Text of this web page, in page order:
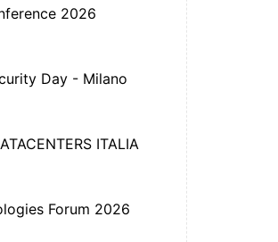
2026
Day - Milano
ITALIA
Forum 2026